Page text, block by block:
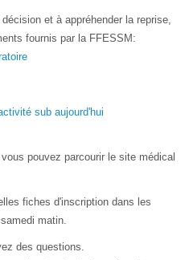
et à appréhender la reprise,
fournis par la FFESSM:
sub aujourd'hui
pouvez parcourir le site médical
fiches d'inscription dans les
matin.
des questions.